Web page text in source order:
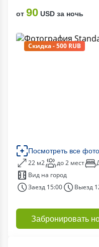
от 90 USD за ночь
Скидка - 500 RUB
Посмотреть все
22 м2 до 2 мест
Вид на город
Заезд 15:00
Выезд
Забронировать